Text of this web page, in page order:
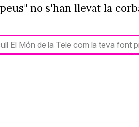
no s'han llevat la
El Món de la Tele com la teva font